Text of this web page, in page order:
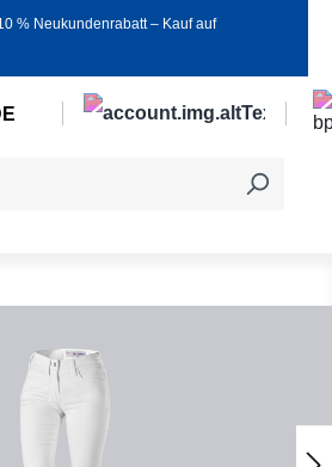
% Neukundenrabatt ‒ Kauf auf